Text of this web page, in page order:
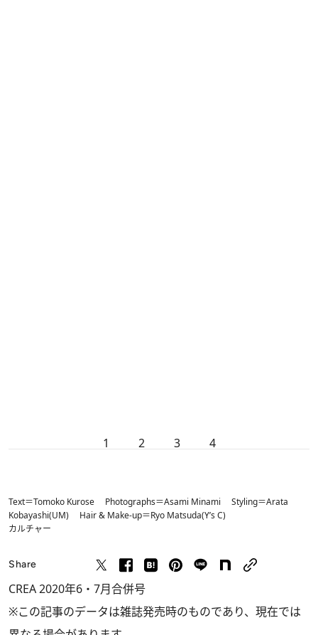
1 2 3 4
Text＝Tomoko Kurose Photographs＝Asami Minami Styling＝Arata
Kobayashi(UM) Hair & Make-up＝Ryo Matsuda(Y’s C)
カルチャー
Share
CREA 2020年6・7月合併号
※この記事のデータは雑誌発売時のものであり、現在では